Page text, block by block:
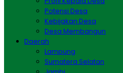
Potensi Desa
Kebijakan Desa
Desa Membangun
Daerah
Lampung
Sumatera Selatan